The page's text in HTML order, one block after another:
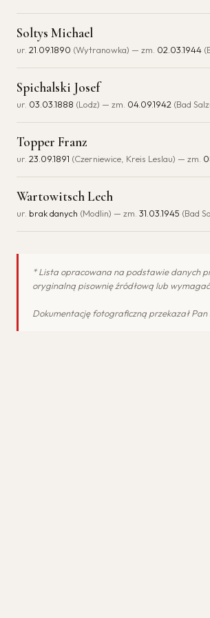
Soltys Michael
ur. 21.09.1890 (Wytranowka) — zm. 02.03.1944
Spichalski Josef
ur. 03.03.1888 (Lodz) — zm. 04.09.1942 (Bad
Topper Franz
ur. 23.09.1891 (Czerniewice, Kreis Leslau) — zm.
Wartowitsch Lech
ur. brak danych (Modlin) — zm. 31.03.1945 (Bad
* Lista opracowana na podstawie danych
oryginalną pisownię źródłową lub
Dokumentację fotograficzną przekazał